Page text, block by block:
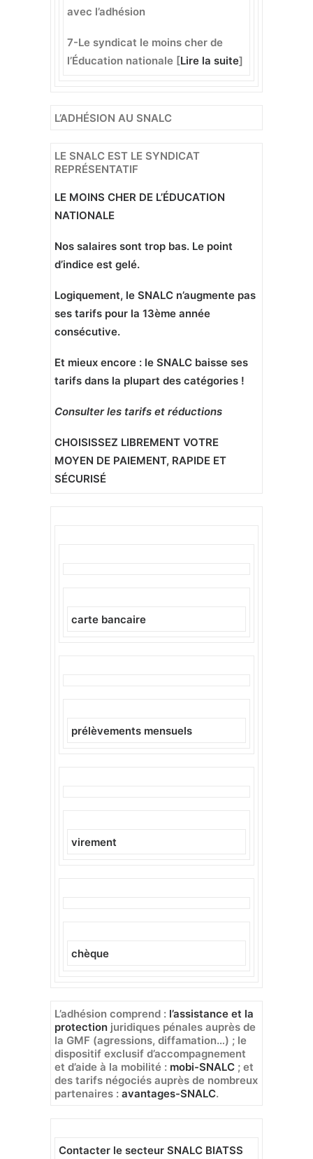
avec l’adhésion
7-Le syndicat le moins cher de
l’Éducation nationale [Lire la suite]
L’ADHÉSION AU SNALC
LE SNALC EST LE SYNDICAT
REPRÉSENTATIF
LE MOINS CHER DE L’ÉDUCATION
NATIONALE
Nos salaires sont trop bas. Le point
d’indice est gelé.
Logiquement, le SNALC n’augmente pas
ses tarifs pour la 13ème année
consécutive.
Et mieux encore : le SNALC baisse ses
tarifs dans la plupart des catégories !
Consulter les tarifs et réductions
CHOISISSEZ LIBREMENT VOTRE
MOYEN DE PAIEMENT, RAPIDE ET
SÉCURISÉ
carte bancaire
prélèvements mensuels
virement
chèque
L’adhésion comprend : l’assistance et la
protection juridiques pénales auprès de
la GMF (agressions, diffamation…) ; le
dispositif exclusif d’accompagnement
et d’aide à la mobilité : mobi-SNALC ; et
des tarifs négociés auprès de nombreux
partenaires : avantages-SNALC.
Contacter le secteur SNALC BIATSS